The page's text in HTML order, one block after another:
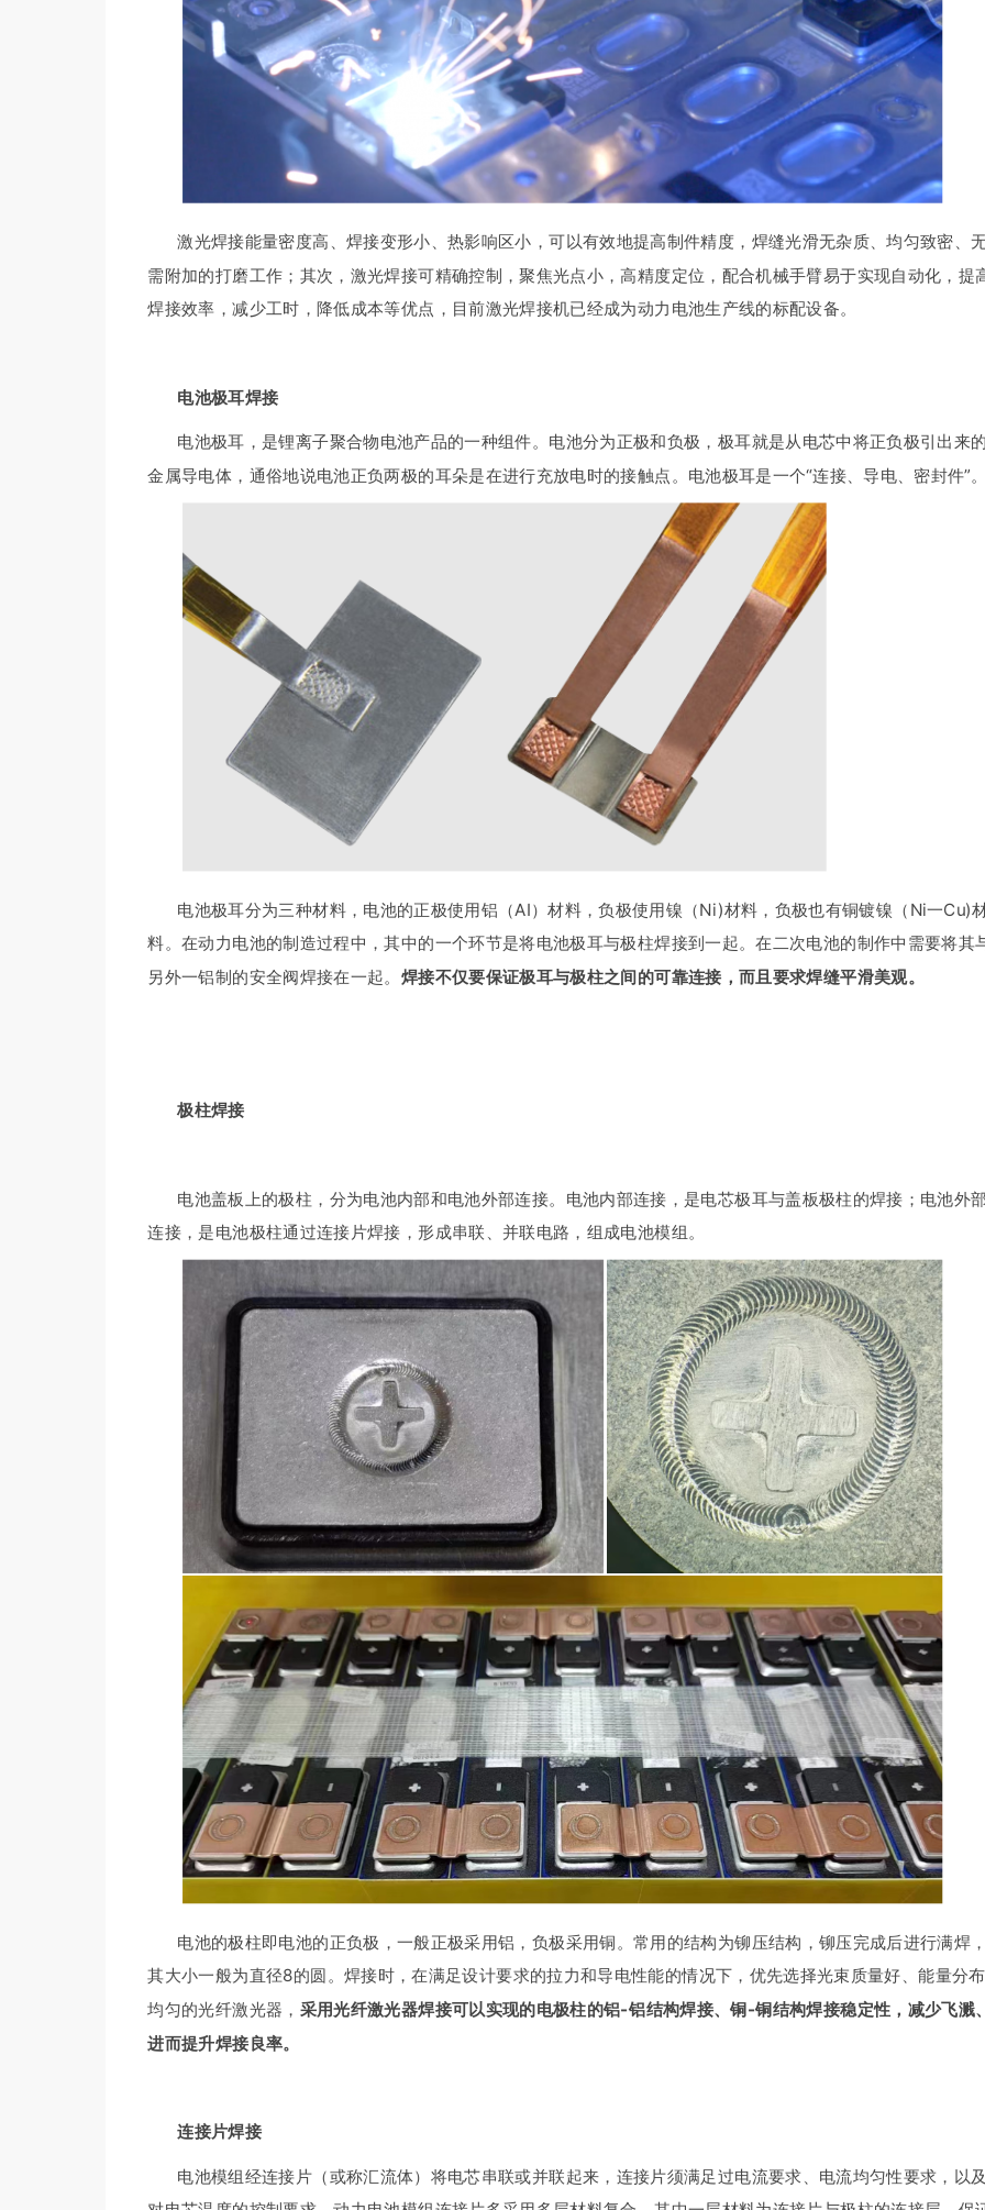
激光焊接能量密度高、焊接变形小、热影响区小，可以有效地提高制件精度，焊缝光滑无杂质、均匀致密、
需附加的打磨工作；其次，激光焊接可精确控制，聚焦光点小，高精度定位，配合机械手臂易于实现自动化，提
焊接效率，减少工时，降低成本等优点，目前激光焊接机已经成为动力电池生产线的标配设备。
电池极耳焊接
电池极耳，是锂离子聚合物电池产品的一种组件。电池分为正极和负极，极耳就是从电芯中将正负极引出来的
金属导电体，通俗地说电池正负两极的耳朵是在进行充放电时的接触点。电池极耳是一个“连接、导电、密封件”。
电池极耳分为三种材料，电池的正极使用铝（AI）材料，负极使用镍（Ni)材料，负极也有铜镀镍（Ni一Cu)
料。在动力电池的制造过程中，其中的一个环节是将电池极耳与极柱焊接到一起。在二次电池的制作中需要将其
另外一铝制的安全阀焊接在一起。 焊接不仅要保证极耳与极柱之间的可靠连接，而且要求焊缝平滑美观。
极柱焊接
电池盖板上的极柱，分为电池内部和电池外部连接。电池内部连接，是电芯极耳与盖板极柱的焊接；电池外部
连接，是电池极柱通过连接片焊接，形成串联、并联电路，组成电池模组。
电池的极柱即电池的正负极，一般正极采用铝，负极采用铜。常用的结构为铆压结构，铆压完成后进行满焊，
其大小一般为直径8的圆。焊接时，在满足设计要求的拉力和导电性能的情况下，优先选择光束质量好、能量分布
均匀的光纤激光器， 采用光纤激光器焊接可以实现的电极柱的铝-铝结构焊接、铜-铜结构焊接稳定性，减少飞溅、
进而提升焊接良率。
连接片焊接
电池模组经连接片（或称汇流体）将电芯串联或并联起来，连接片须满足过电流要求、电流均匀性要求，以及